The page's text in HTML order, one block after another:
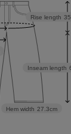
Inseam length
Rise length
Hem width 27.3cm